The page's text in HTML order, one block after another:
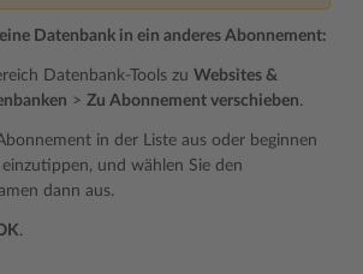
Datenbank in ein anderes Abonnement:
Datenbank-Tools zu Websites &
> Zu Abonnement verschieben.
in der Liste aus oder beginnen
und wählen Sie den
dann aus.
.